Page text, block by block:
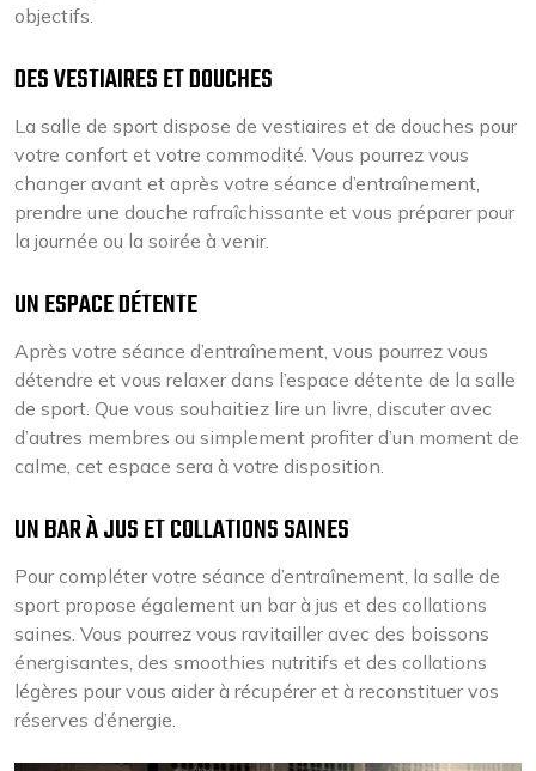
objectifs.
DES VESTIAIRES ET DOUCHES
La salle de sport dispose de vestiaires et de douches pour
votre confort et votre commodité. Vous pourrez vous
changer avant et après votre séance d’entraînement,
prendre une douche rafraîchissante et vous préparer pour
la journée ou la soirée à venir.
UN ESPACE DÉTENTE
Après votre séance d’entraînement, vous pourrez vous
détendre et vous relaxer dans l’espace détente de la salle
de sport. Que vous souhaitiez lire un livre, discuter avec
d’autres membres ou simplement profiter d’un moment de
calme, cet espace sera à votre disposition.
UN BAR À JUS ET COLLATIONS SAINES
Pour compléter votre séance d’entraînement, la salle de
sport propose également un bar à jus et des collations
saines. Vous pourrez vous ravitailler avec des boissons
énergisantes, des smoothies nutritifs et des collations
légères pour vous aider à récupérer et à reconstituer vos
réserves d’énergie.